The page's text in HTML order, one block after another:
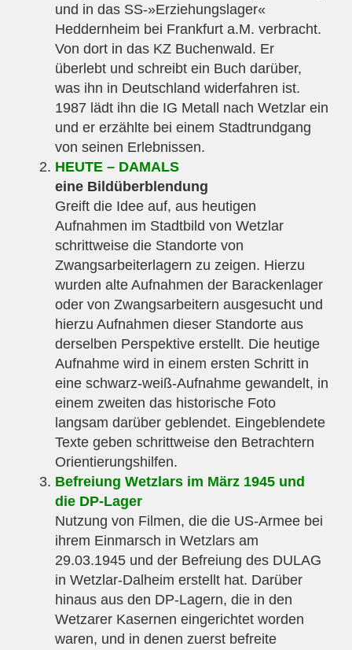
und in das SS-»Erziehungslager«
Heddernheim bei Frankfurt a.M. verbracht.
Von dort in das KZ Buchenwald. Er
überlebt und schreibt ein Buch darüber,
was ihn in Deutschland widerfahren ist.
1987 lädt ihn die IG Metall nach Wetzlar ein
und er erzählte bei einem Stadtrundgang
von seinen Erlebnissen.
HEUTE – DAMALS
eine Bildüberblendung
Greift die Idee auf, aus heutigen
Aufnahmen im Stadtbild von Wetzlar
schrittweise die Standorte von
Zwangsarbeiterlagern zu zeigen. Hierzu
wurden alte Aufnahmen der Barackenlager
oder von Zwangsarbeitern ausgesucht und
hierzu Aufnahmen dieser Standorte aus
derselben Perspektive erstellt. Die heutige
Aufnahme wird in einem ersten Schritt in
eine schwarz-weiß-Aufnahme gewandelt, in
einem zweiten das historische Foto
langsam darüber geblendet. Eingeblendete
Texte geben schrittweise den Betrachtern
Orientierungshilfen.
Befreiung Wetzlars im März 1945 und
die DP-Lager
Nutzung von Filmen, die die US-Armee bei
ihrem Einmarsch in Wetzlars am
29.03.1945 und der Befreiung des DULAG
in Wetzlar-Dalheim erstellt hat. Darüber
hinaus aus den DP-Lagern, die in den
Wetzarer Kasernen eingerichtet worden
waren, und in denen zuerst befreite